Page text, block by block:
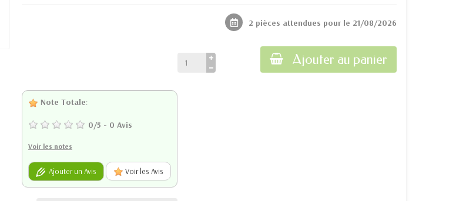
2 pièces attendues pour le 21/08/2026
Ajouter au panier
Note Totale:
0/5 - 0 Avis
Voir les notes
Ajouter un Avis Voir les Avis